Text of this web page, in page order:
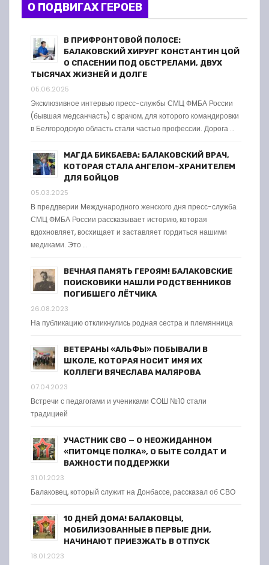
О ПОДВИГАХ ГЕРОЕВ
В ПРИФРОНТОВОЙ ПОЛОСЕ:
БАЛАКОВСКИЙ ХИРУРГ КОНСТАНТИН ЦОЙ
О СПАСЕНИИ ПОД ОБСТРЕЛАМИ, ДВУХ
ТЫСЯЧАХ ЖИЗНЕЙ И ДОЛГЕ
05.06.2025
Эксклюзивное интервью пресс-службы СМЦ ФМБА России
(бывшая медсанчасть) с врачом, для которого командировки
в Белгородскую область стали частью профессии. Дорога …
МАГДА БИКБАЕВА: БАЛАКОВСКИЙ ВРАЧ,
КОТОРАЯ СТАЛА АНГЕЛОМ-ХРАНИТЕЛЕМ
ДЛЯ БОЙЦОВ
05.03.2025
В преддверии Международного женского дня пресс-служба
СМЦ ФМБА России рассказывает историю, которая
вдохновляет, восхищает и заставляет гордиться нашими
медиками. Это …
ВЕЧНАЯ ПАМЯТЬ ГЕРОЯМ! БАЛАКОВСКИЕ
ПОИСКОВИКИ НАШЛИ РОДСТВЕННИКОВ
ПОГИБШЕГО ЛЁТЧИКА
26.08.2023
На публикацию откликнулись родная сестра и племянница
ВЕТЕРАНЫ «АЛЬФЫ» ПОБЫВАЛИ В
ШКОЛЕ, КОТОРАЯ НОСИТ ИМЯ ИХ
КОЛЛЕГИ ВЯЧЕСЛАВА МАЛЯРОВА
07.04.2023
Встречи с педагогами и учениками СОШ №10 стали
традицией
УЧАСТНИК СВО — О НЕОЖИДАННОМ
«ПИТОМЦЕ ПОЛКА», О БЫТЕ СОЛДАТ И
ВАЖНОСТИ ПОДДЕРЖКИ
31.01.2023
Балаковец, который служит на Донбассе, рассказал об СВО
10 ДНЕЙ ДОМА! БАЛАКОВЦЫ,
МОБИЛИЗОВАННЫЕ В ПЕРВЫЕ ДНИ,
НАЧИНАЮТ ПРИЕЗЖАТЬ В ОТПУСК
18.01.2023